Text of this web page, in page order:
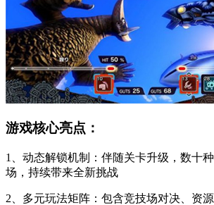
游戏核心亮点：
1、动态解锁机制：伴随关卡升级，数十
场，持续带来全新挑战
2、多元玩法矩阵：包含竞技场对决、资